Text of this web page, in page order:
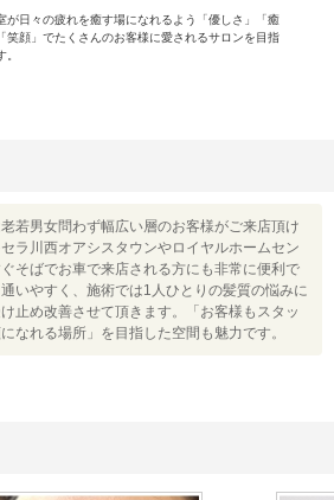
が日々の疲れを癒す場になれるよう「優しさ」「癒
笑顔」でたくさんのお客様に愛されるサロンを目指
。
若男女問わず幅広い層のお客様がご来店頂け
ラ川西オアシスタウンやロイヤルホームセン
そばでお車で来店される方にも非常に便利で
いやすく、施術では1人ひとりの髪質の悩みに
止め改善させて頂きます。「お客様もスタッ
なれる場所」を目指した空間も魅力です。